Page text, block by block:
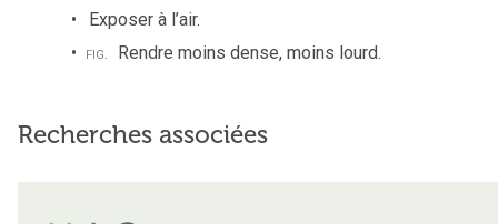
Exposer à l’air.
fig. Rendre moins dense, moins lourd.
Recherches associées